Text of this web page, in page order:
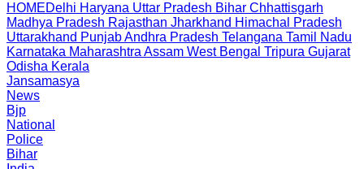
HOMEDelhi Haryana Uttar Pradesh Bihar Chhattisgarh
Madhya Pradesh Rajasthan Jharkhand Himachal Pradesh
Uttarakhand PunjabAndhra Pradesh Telangana Tamil Nadu
Karnataka Maharashtra Assam West Bengal Tripura Gujarat
Odisha Kerala
Jansamasya
News
Bjp
National
Police
Bihar